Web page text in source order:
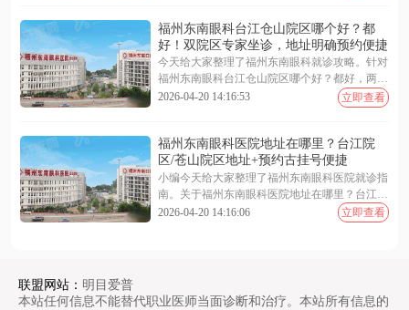
服、电话专线及现场登记，渠道便捷高效。无论
是技术优势、具体费用还是预约流程，文中均有
详尽解析。下面随小编一起来看看更多详细介绍
~
福州东南眼科台江仓山院区哪个好？都
好！双院区专家坐诊，地址明确预约便捷
今天给大家整理了福州东南眼科就诊攻略。针对
福州东南眼科台江仓山院区哪个好？都好，两院
区专家设备同质化管理。关于福州东南眼科医院
地址在哪里？台江院区地址在五一南路 193 号，
眼科医院预约挂号可通过在线客服、电话或现场
办理，提前锁定号源更省时。选择就近院区即可
享受同等优质医疗服务。下面一起来看看更多详
细介绍~
2026-04-20 14:16:53 立即查看
福州东南眼科医院地址在哪里？台江院
区/苍山院区地址+预约古挂号便捷
小编今天给大家整理了福州东南眼科医院就诊指
南。关于福州东南眼科医院地址在哪里？台江院
区地址/苍山院区地址，台江位于西二环南路 112
号，仓山位于燎原路 179 号。福州东南眼科医院
三级私立眼科，兼具严谨技术与高效服务。下面
2026-04-20 14:16:06 立即查看
联盟网站： 明目爱普
本站任何信息不能替代职业医师当面诊断和治疗。本站所有信息的